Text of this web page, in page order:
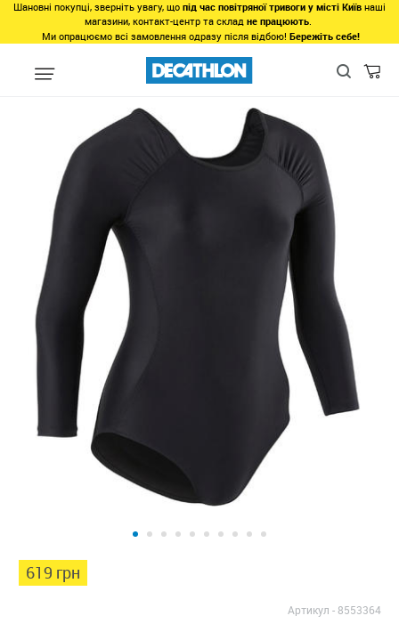
Шановні покупці, зверніть увагу, що під час повітряної тривоги у місті Київ наші
магазини, контакт-центр та склад не працюють.
Ми опрацюємо всі замовлення одразу після відбою! Бережіть себе!
Бренди Продукція Domyos Одяг Domyos Купальники для
619 грн
Артикул -8553364